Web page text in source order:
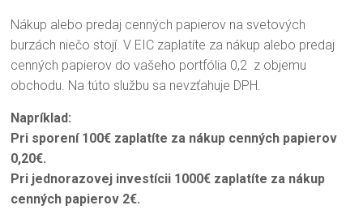
Nákup alebo predaj cenných papierov na svetových
burzách niečo stojí. V EIC zaplatíte za nákup alebo predaj
cenných papierov do vašeho portfólia 0,2 z objemu
obchodu. Na túto službu sa nevzťahuje DPH.
Napríklad:
Pri sporení 100€ zaplatíte za nákup cenných papierov
0,20€.
Pri jednorazovej investícii 1000€ zaplatíte za nákup
cenných papierov 2€.